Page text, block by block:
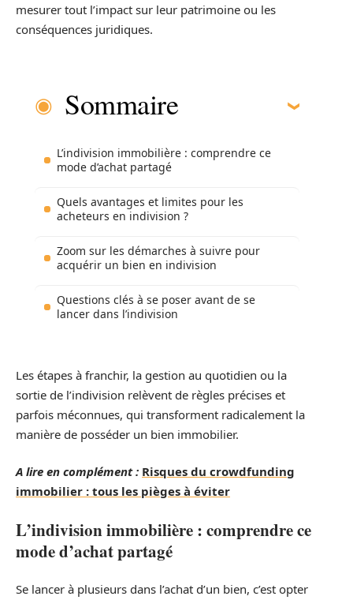
mesurer tout l’impact sur leur patrimoine ou les
conséquences juridiques.
Sommaire
L’indivision immobilière : comprendre ce
mode d’achat partagé
Quels avantages et limites pour les
acheteurs en indivision ?
Zoom sur les démarches à suivre pour
acquérir un bien en indivision
Questions clés à se poser avant de se
lancer dans l’indivision
Les étapes à franchir, la gestion au quotidien ou la
sortie de l’indivision relèvent de règles précises et
parfois méconnues, qui transforment radicalement la
manière de posséder un bien immobilier.
A lire en complément : Risques du crowdfunding
immobilier : tous les pièges à éviter
L’indivision immobilière : comprendre ce
mode d’achat partagé
Se lancer à plusieurs dans l’achat d’un bien, c’est opter